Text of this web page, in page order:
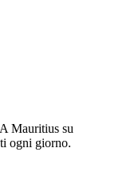
Mauritius su
ogni giorno.